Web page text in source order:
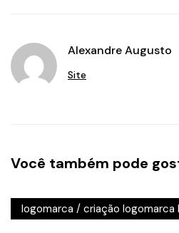
Alexandre Augusto
Site
Você também pode
publicidade em brasilia/
logomarca / criação logomarca